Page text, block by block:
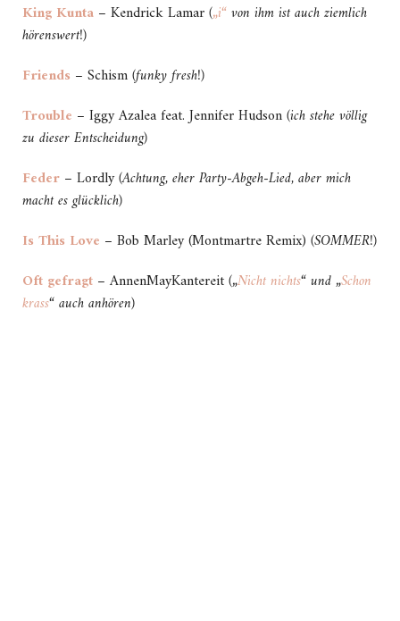
King Kunta – Kendrick Lamar(„i“von ihm ist auch ziemlich
hörenswert!)
Friends – Schism(funky fresh!)
Trouble – Iggy Azalea feat. Jennifer Hudson(ich stehe völlig
zu dieser Entscheidung)
Feder – Lordly(Achtung, eher Party-Abgeh-Lied, aber mich
macht es glücklich)
Is This Love – Bob Marley (Montmartre Remix) (SOMMER!)
Oft gefragt – AnnenMayKantereit(„Nicht nichts“ und „Schon
krass“ auch anhören)